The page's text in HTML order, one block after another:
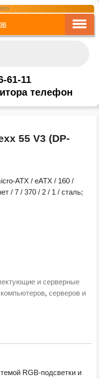
61-11
55 V3 (DP-
ATX / eATX / 160 /
/ 7 / 370 / 2 / 1 / сталь;
и серверные
, серверов и
RGB-подсветки и